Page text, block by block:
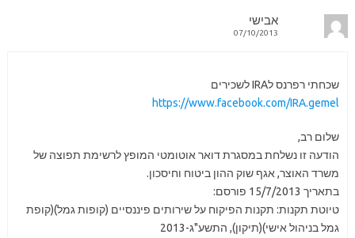
אבישי
07/10/2013
שכחתי רפרנס לIRA לשכירים
https://www.facebook.com/IRA.gemel
שלום רב,
הודעה זו נשלחת במסגרת דואר אוטומטי המופץ לרשימת תפוצה של
משרד האוצר, אגף שוק ההון ביטוח וחיסכון.
בתאריך 15/7/2013 פורסם:
טיוטת תקנות: תקנות הפיקוח על שירותים פיננסיים (קופות גמל)(קופת
גמל בניהול אישי)(תיקון), התשע"ג-2013